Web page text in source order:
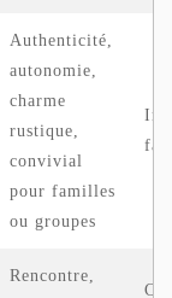
Authenticité,
autonomie,
charme
rustique,
convivial
pour familles
ou groupes
Rencontre,